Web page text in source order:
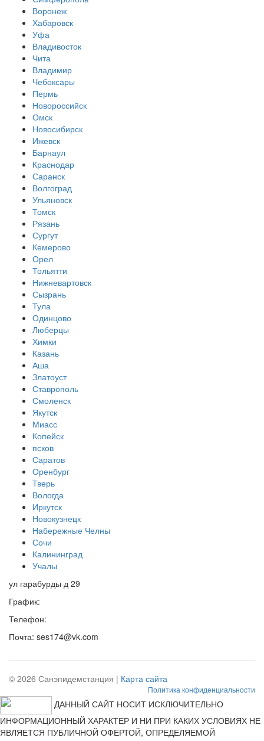
Воронеж
Хабаровск
Уфа
Владивосток
Чита
Владимир
Чебоксары
Пермь
Новороссийск
Омск
Новосибирск
Ижевск
Барнаул
Краснодар
Саранск
Волгоград
Ульяновск
Томск
Рязань
Сургут
Кемерово
Орел
Тольятти
Нижневартовск
Сызрань
Тула
Одинцово
Люберцы
Химки
Казань
Аша
Златоуст
Ставрополь
Смоленск
Якутск
Миасс
Копейск
псков
Саратов
Оренбург
Тверь
Вологда
Иркутск
Новокузнецк
Набережные Челны
Сочи
Калининград
Учалы
ул гарабурды д 29
График:
Телефон:
Почта: ses174@vk.com
© 2026 Санэпидемстанция | Карта сайта
Политика конфиденциальности
ДАННЫЙ САЙТ НОСИТ ИСКЛЮЧИТЕЛЬНО
ИНФОРМАЦИОННЫЙ ХАРАКТЕР И НИ ПРИ КАКИХ УСЛОВИЯХ НЕ
ЯВЛЯЕТСЯ ПУБЛИЧНОЙ ОФЕРТОЙ, ОПРЕДЕЛЯЕМОЙ